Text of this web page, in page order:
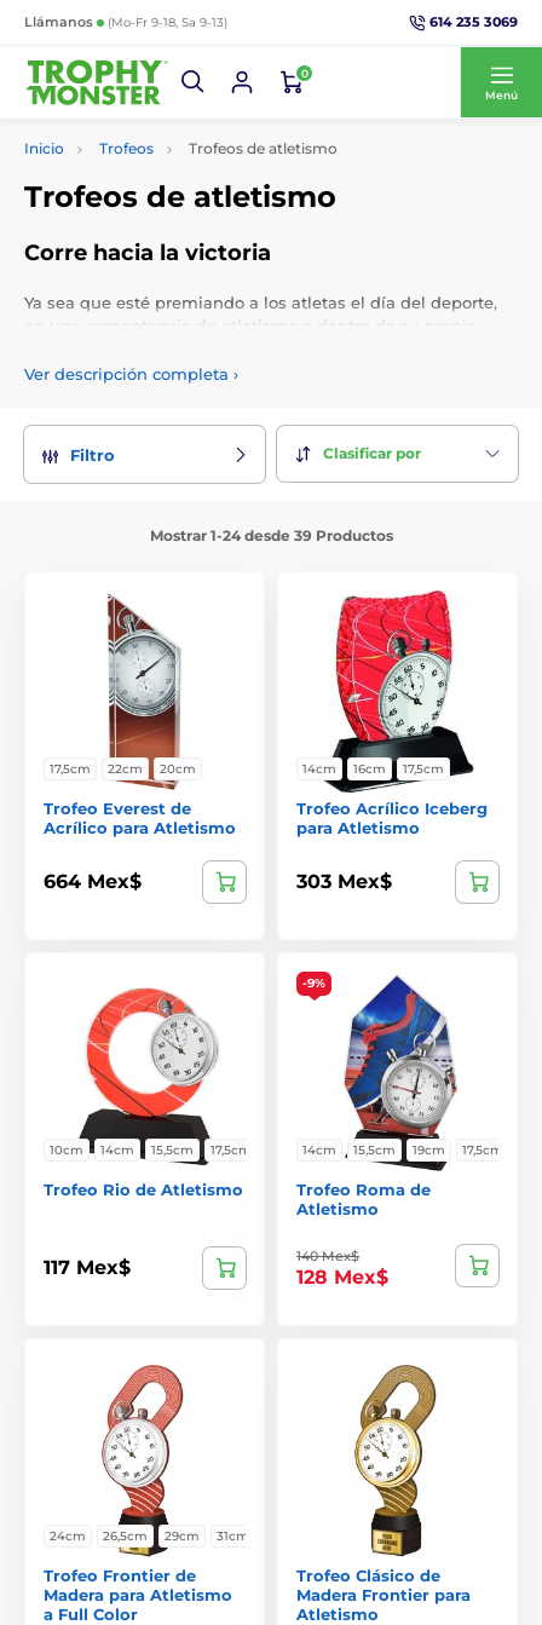
Llámanos (Mo-Fr 9-18, Sa 9-13) 614 235 3069
0
Menú
Inicio Trofeos Trofeos de atletismo
Trofeos de atletismo
Corre hacia la victoria
Ya sea que esté premiando a los atletas el día del deporte,
en una competencia de atletismo o dentro de su propio
participación, trofeos de carrera y trofeos del día del deporte,
Ver descripción completa ›
Filtro Clasificar por
Mostrar 1-24 desde 39 Productos
17,5cm 22cm 20cm
Trofeo Everest de
Acrílico para Atletismo
664 Mex$
14cm 16cm 17,5cm
Trofeo Acrílico Iceberg
para Atletismo
303 Mex$
10cm 14cm 15,5cm 17,5cm
Trofeo Rio de Atletismo
117 Mex$
-9%
14cm 15,5cm 19cm 17,5cm
Trofeo Roma de
Atletismo
140 Mex$
128 Mex$
24cm 26,5cm 29cm 31cm
Trofeo Frontier de
Madera para Atletismo
a Full Color
Trofeo Clásico de
Madera Frontier para
Atletismo